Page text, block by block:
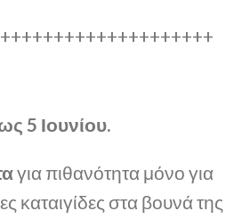
5 Ιουνίου.
για πιθανότητα μόνο για
καταιγίδες στα βουνά της